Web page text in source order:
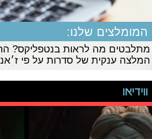
המומלצים שלנו:
מתלבטים מה לראות בנטפליקס?
המלצה ענקית של סדרות על פי
ווידיאו